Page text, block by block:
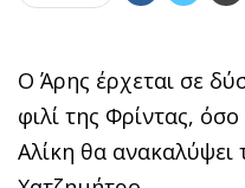
Ο Άρης έρχεται σε
φιλί της Φρίντας,
Αλίκη θα ανακαλύψει